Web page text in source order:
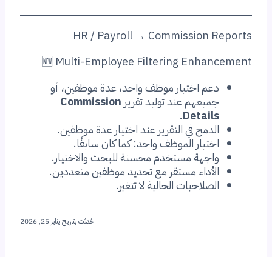
HR / Payroll → Commission Reports
🆕 Multi-Employee Filtering Enhancement
دعم اختيار موظف واحد، عدة موظفين، أو
جميعهم عند توليد تقرير Commission
Details
.
الدمج في التقرير عند اختيار عدة موظفين.
اختيار الموظف واحد: كما كان سابقًا.
واجهة مستخدم محسنة للبحث والاختيار.
الأداء مستقر مع تحديد موظفين متعددين.
الصلاحيات الحالية لا تتغير.
حُدثت بتاريخ يناير 25, 2026